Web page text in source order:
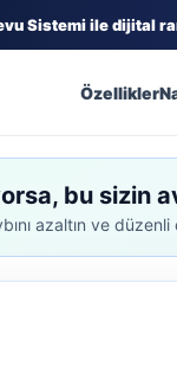
Sistemi ile dijital
Özellikler
bu sizin
azaltın ve düzenli